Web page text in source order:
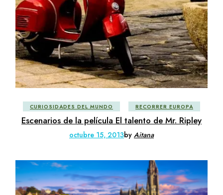
CURIOSIDADES DEL MUNDO RECORRER EUROPA
Escenarios de la película El talento de Mr. Ripley
octubre 15, 2013by Aitana